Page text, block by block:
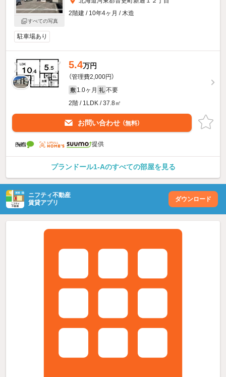
すべての写真
2階建 / 10年4ヶ月 / 木造
駐車場あり
5.4万円
（管理費2,000円）
敷 1.0ヶ月 礼 不要
2階 / 1LDK / 37.8㎡
お問い合わせ （無料）
提供
プランドール1-Aのすべての部屋を見る
ニフティ不動産
賃貸アプリ
ダウンロード